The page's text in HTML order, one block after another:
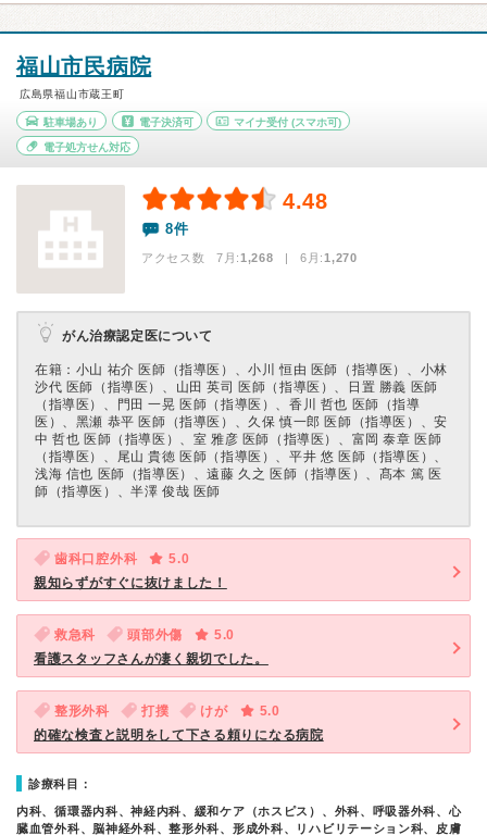
福山市民病院
広島県福山市蔵王町
駐車場あり 電子決済可 マイナ受付 (スマホ可)
電子処方せん対応
4.48
8件
アクセス数 7月:1,268 | 6月:1,270
がん治療認定医について
在籍：⼩⼭ 祐介 医師（指導医）、⼩川 恒由 医師（指導医）、⼩林
沙代 医師（指導医）、⼭⽥ 英司 医師（指導医）、⽇置 勝義 医師
（指導医）、門⽥ ⼀晃 医師（指導医）、⾹川 哲也 医師（指導
医）、⿊瀬 恭平 医師（指導医）、久保 慎⼀郎 医師（指導医）、安
中 哲也 医師（指導医）、室 雅彦 医師（指導医）、富岡 泰章 医師
（指導医）、尾⼭ 貴徳 医師（指導医）、平井 悠 医師（指導医）、
浅海 信也 医師（指導医）、遠藤 久之 医師（指導医）、髙本 篤 医
師（指導医）、半澤 俊哉 医師
歯科口腔外科
5.0
親知らずがすぐに抜けました！
救急科 頭部外傷
5.0
看護スタッフさんが凄く親切でした。
整形外科 打撲 けが
5.0
的確な検査と説明をして下さる頼りになる病院
診療科目：
内科、循環器内科、神経内科、緩和ケア（ホスピス）、外科、呼吸器外科、心
臓血管外科、脳神経外科、整形外科、形成外科、リハビリテーション科、皮膚